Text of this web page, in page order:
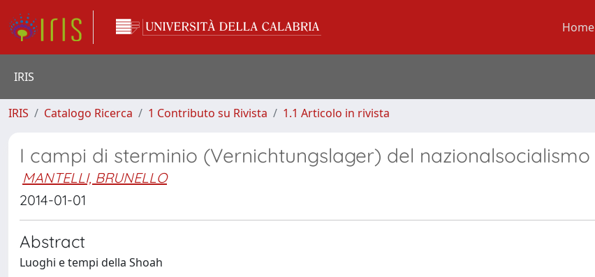
Home
IRIS
IRIS Catalogo Ricerca 1 Contributo su Rivista 1.1 Articolo in rivista
I campi di sterminio (Vernichtungslager) del nazionalsocialismo
MANTELLI, BRUNELLO
2014-01-01
Abstract
Luoghi e tempi della Shoah